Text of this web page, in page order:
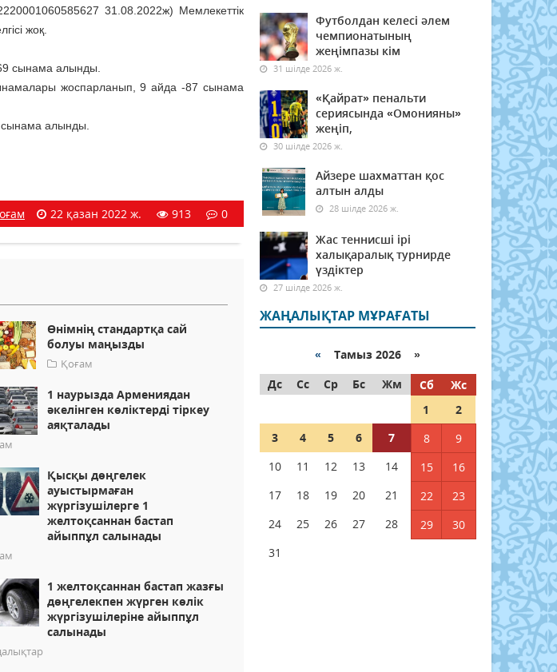
31.08.2022ж) Мемлекеттік
жоқ.
сынама алынды.
жоспарланып, 9 айда -87 сынама
алынды.
22 қазан 2022 ж. 913 0
Өнімнің стандартқа сай
болуы маңызды
Қоғам
1 наурызда Армениядан
әкелінген көліктерді тіркеу
аяқталады
Қысқы дөңгелек
ауыстырмаған
жүргізушілерге 1
желтоқсаннан бастап
айыппұл салынады
1 желтоқсаннан бастап жазғы
дөңгелекпен жүрген көлік
жүргізушілеріне айыппұл
салынады
Футболдан келесі әлем
чемпионатының
жеңімпазы кім
31 шілде 2026 ж.
«Қайрат» пенальти
сериясында «Омонияны»
жеңіп,
30 шілде 2026 ж.
Айзере шахматтан қос
алтын алды
28 шілде 2026 ж.
Жас теннисші ірі
халықаралық турнирде
үздіктер
27 шілде 2026 ж.
ЖАҢАЛЫҚТАР МҰРАҒАТЫ
« Тамыз 2026 »
Дс
Сс Ср Бс Жм Сб
Жс
1
2
3
4 5 6 7 8
9
10
11 12 13 14 15
16
17
18 19 20 21 22
23
24
25 26 27 28 29
30
31